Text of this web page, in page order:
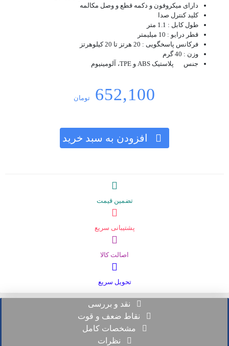
دارای میکروفون و دکمه قطع و وصل مکالمه
کلید کنترل صدا
طول کابل : 1.1 متر
قطر درایو : 10 میلیمتر
فرکانس پاسخگویی : 20 هرتز تا 20 کیلوهرتز
وزن : 40 گرم
جنس
پلاستیک ABS و TPE، آلومینیوم
652,100 تومان
تضمین قیمت
پشتیبانی سریع
اصالت کالا
تحویل سریع
نقد و بررسی
نقاط ضعف و قوت
مشخصات کامل
نظرات